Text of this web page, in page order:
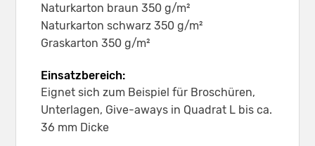
Naturkarton braun 350 g/m²
Naturkarton schwarz 350 g/m²
Graskarton 350 g/m²
Einsatzbereich:
Eignet sich zum Beispiel für Broschüren,
Unterlagen, Give-aways in Quadrat L bis ca.
36 mm Dicke